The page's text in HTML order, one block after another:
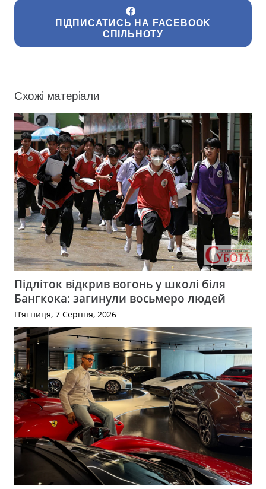
ПІДПИСАТИСЬ НА FACEBOOK
СПІЛЬНОТУ
Схожі матеріали
Підліток відкрив вогонь у школі біля
Бангкока: загинули восьмеро людей
П’ятниця, 7 Серпня, 2026